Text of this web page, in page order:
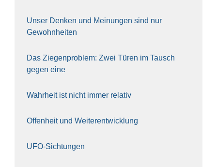
Unser Den­ken und Mei­nun­gen sind nur
Gewohn­hei­ten
Das Zie­gen­pro­blem: Zwei Türen im Tausch
gegen eine
Wahr­heit ist nicht immer rela­tiv
Offen­heit und Wei­ter­ent­wick­lung
UFO-Sich­tun­gen